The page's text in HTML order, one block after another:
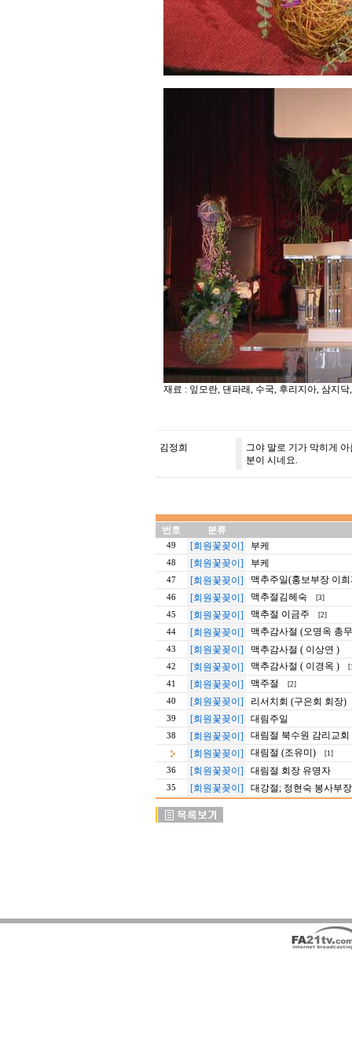
재료 : 잎모란, 댄파래, 수국, 후리지아, 삼지
김정희
그야 말로 기가 막히게
분이 시네요.
번호 분류
49 [회원꽃꽂이] 부케
48 [회원꽃꽂이] 부케
47 [회원꽃꽂이] 맥추주일(홍보부장 이
46 [회원꽃꽂이] 맥추절김헤숙 [3]
45 [회원꽃꽂이] 맥추절 이금주 [2]
44 [회원꽃꽂이] 맥추감사절 (오명옥 총
43 [회원꽃꽂이] 맥추감사절 ( 이상연 )
42 [회원꽃꽂이] 맥추감사절 ( 이경옥 )
41 [회원꽃꽂이] 맥주절 [2]
40 [회원꽃꽂이] 리서치회 (구은회 회장)
39 [회원꽃꽂이] 대림주일
38 [회원꽃꽂이]
대림절 북수원 감리교
[회원꽃꽂이]
대림절 (조유미) [1]
36 [회원꽃꽂이] 대림절 회장 유명자
35 [회원꽃꽂이] 대강절; 정현숙 봉사부장